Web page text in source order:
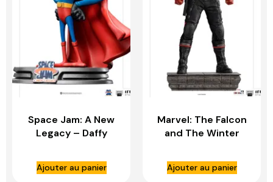
Space Jam: A New
Legacy – Daffy
Scale Statue – IRON
STUDIOS
Ajouter au panier
Marvel: The Falcon
and The Winter
Walker (U.S Agent)
1:10 Scale Statue –
Ajouter au panier